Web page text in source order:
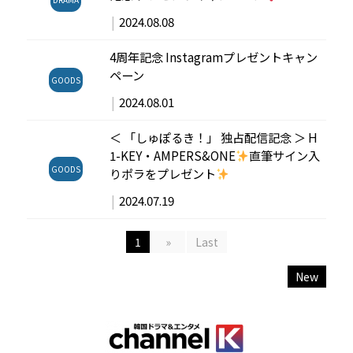
| 2024.08.08
GOODS
4周年記念 Instagramプレゼントキャン
ペーン
| 2024.08.01
GOODS
＜ 「しゅぽるき！」 独占配信記念 ＞ H
1-KEY・AMPERS&ONE
直筆サイン入
りポラをプレゼント
| 2024.07.19
1 » Last
New